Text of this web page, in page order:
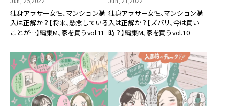
独身アラサー女性、マンション購
入は正解か？【将来、懸念している
ことが…】編集M、家を買うvol.11
独身アラサー女性、マンション購
入は正解か？【ズバリ、今は買い
時？】編集M、家を買うvol.10